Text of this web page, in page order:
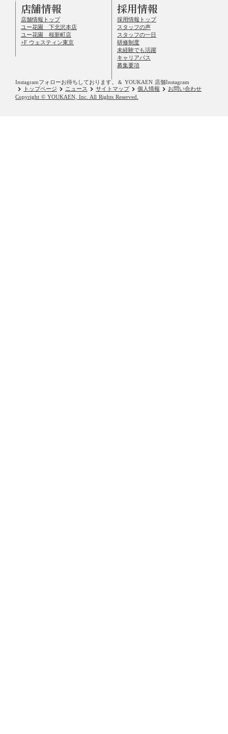
店舗情報
店舗情報トップ
ユー花園 下北沢本店
ユー花園 桜新町店
+F ウェスティン東京
採用情報
採用情報トップ
スタッフの声
スタッフの一日
研修制度
未経験でも活躍
キャリアパス
募集要項
Instagramフォローお待ちしております。 ＆ YOUKAEN 店舗Instagram
keyboard_arrow_right トップページ keyboard_arrow_right ニュース keyboard_arrow_right サイトマップkeyboard_arrow_right 個人情報 keyboard_arrow_right お問い合わせ
Copyright © YOUKAEN, Inc. All Rights Reserved.